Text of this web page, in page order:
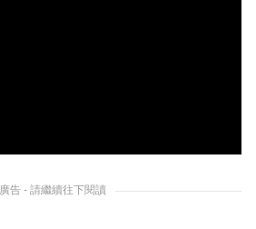
廣告 - 請繼續往下閱讀